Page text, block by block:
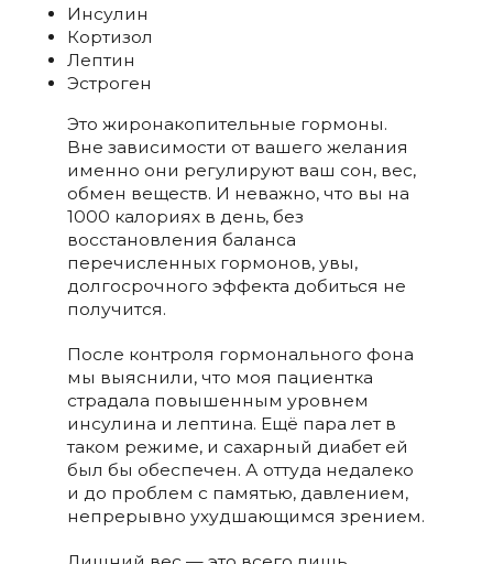
Инсулин
Кортизол
Лептин
Эстроген
Это жиронакопительные гормоны.
Вне зависимости от вашего желания
именно они регулируют ваш сон, вес,
обмен веществ. И неважно, что вы на
1000 калориях в день, без
восстановления баланса
перечисленных гормонов, увы,
долгосрочного эффекта добиться не
получится.
После контроля гормонального фона
мы выяснили, что моя пациентка
страдала повышенным уровнем
инсулина и лептина. Ещё пара лет в
таком режиме, и сахарный диабет ей
был бы обеспечен. А оттуда недалеко
и до проблем с памятью, давлением,
непрерывно ухудшающимся зрением.